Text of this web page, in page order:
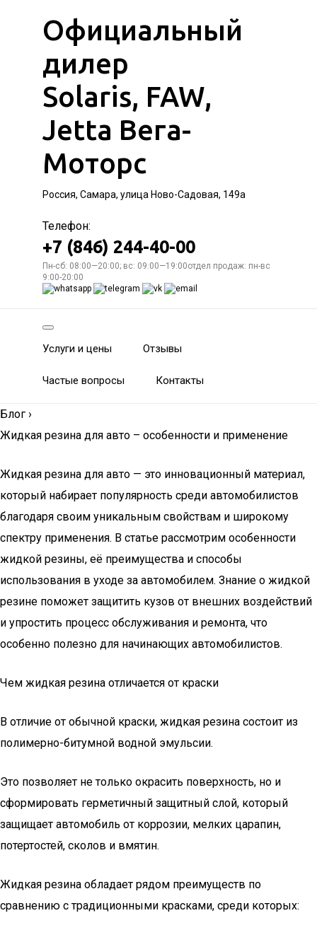
Официальный
дилер
Solaris, FAW,
Jetta Вега-
Моторс
Россия, Самара, улица Ново-Садовая, 149а
Телефон:
+7 (846) 244-40-00
Пн-сб: 08:00—20:00; вс: 09:00—19:00отдел продаж: пн-вс
9:00-20:00
Услуги и цены Отзывы
Частые вопросы Контакты
Блог ›
Жидкая резина для авто – особенности и применение
Жидкая резина для авто — это инновационный материал,
который набирает популярность среди автомобилистов
благодаря своим уникальным свойствам и широкому
спектру применения. В статье рассмотрим особенности
жидкой резины, её преимущества и способы
использования в уходе за автомобилем. Знание о жидкой
резине поможет защитить кузов от внешних воздействий
и упростить процесс обслуживания и ремонта, что
особенно полезно для начинающих автомобилистов.
Чем жидкая резина отличается от краски
В отличие от обычной краски, жидкая резина состоит из
полимерно-битумной водной эмульсии.
Это позволяет не только окрасить поверхность, но и
сформировать герметичный защитный слой, который
защищает автомобиль от коррозии, мелких царапин,
потертостей, сколов и вмятин.
Жидкая резина обладает рядом преимуществ по
сравнению с традиционными красками, среди которых: